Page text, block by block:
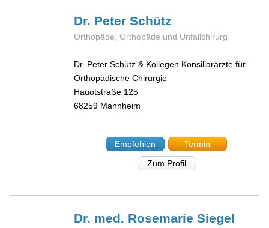
Dr. PeterSchütz
Orthopäde, Orthopäde und Unfallchirurg
Dr. Peter Schütz & Kollegen Konsiliarärzte für
Orthopädische Chirurgie
Hauotstraße 125
68259 Mannheim
Empfehlen
Termin
Zum Profil
Dr. med. RosemarieSiegel